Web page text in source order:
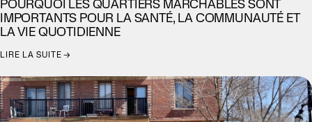
POURQUOI LES QUARTIERS MARCHABLES SONT
IMPORTANTS POUR LA SANTÉ, LA COMMUNAUTÉ ET
LA VIE QUOTIDIENNE
LIRE LA SUITE →